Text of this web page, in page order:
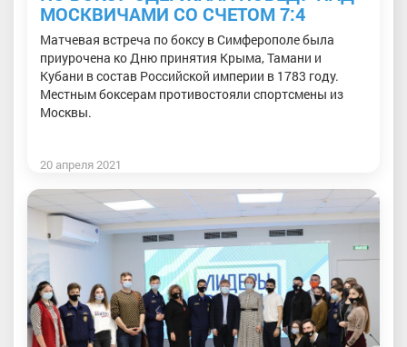
МОСКВИЧАМИ СО СЧЕТОМ 7:4
Матчевая встреча по боксу в Симферополе была
приурочена ко Дню принятия Крыма, Тамани и
Кубани в состав Российской империи в 1783 году.
Местным боксерам противостояли спортсмены из
Москвы.
20 апреля 2021